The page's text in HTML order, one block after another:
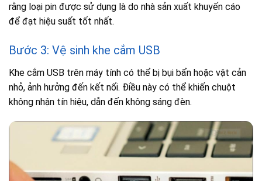
rằng loại pin được sử dụng là do nhà sản xuất khuyến cáo
để đạt hiệu suất tốt nhất.
Bước 3: Vệ sinh khe cắm USB
Khe cắm USB trên máy tính có thể bị bụi bẩn hoặc vật cản
nhỏ, ảnh hưởng đến kết nối. Điều này có thể khiến chuột
không nhận tín hiệu, dẫn đến không sáng đèn.